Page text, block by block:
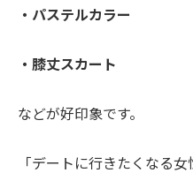
・パステルカラー
・膝丈スカート
などが好印象です。
「デートに行きたくなる